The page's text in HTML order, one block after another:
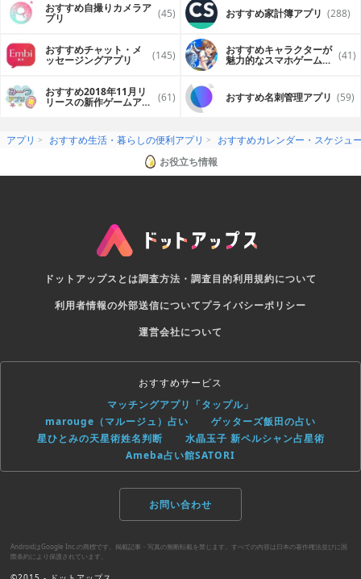
おすすめ自撮りカメラア
プリ (45) おすすめ家計簿アプリ (288)
おすすめチャット・メ
ッセージングアプリ (145) おすすめキャラクターが
魅力的なスマホゲームア (41)
おすすめ2018年11月リ
リースの新作ゲームアプ (61) おすすめ名刺管理アプリ (59)
アプリ おすすめ生活・暮らしの便利アプリ
おすすめカレンダー・スケジュ
お役立ち情報
ドットアップスとは調査方法・調査目的利用規約について
利用者情報の外部送信についてプライバシーポリシー
運営会社について
おすすめサービス
マッチングアプリ「タップル」
marouge（マルージュ）占い
ゲッターズ飯田の占い
星ひとみの天星術姓名判断
水晶玉子 新ペルシャン占星術
Ameba占い館SATORI
お問い合わせ
AndroidはGoogle Inc.の商標です。掲載記事・写真の無断転載を禁じます。すべての内容は日本の著作権法並びに国
際条約により保護されています。